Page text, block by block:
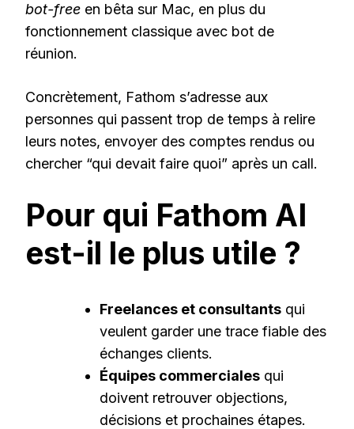
bot-free en bêta sur Mac, en plus du
fonctionnement classique avec bot de
réunion.
Concrètement, Fathom s’adresse aux
personnes qui passent trop de temps à relire
leurs notes, envoyer des comptes rendus ou
chercher “qui devait faire quoi” après un call.
Pour qui Fathom AI
est-il le plus utile ?
Freelances et consultants qui
veulent garder une trace fiable des
échanges clients.
Équipes commerciales qui
doivent retrouver objections,
décisions et prochaines étapes.